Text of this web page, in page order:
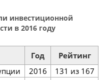
инвестиционной
в 2016 году
Год
Рейтинг
2016
131 из 167